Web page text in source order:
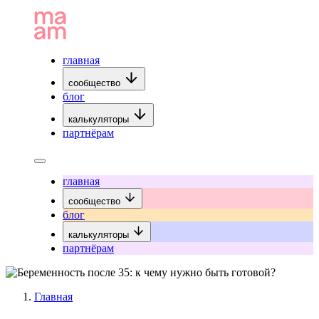
главная
сообщество
блог
калькуляторы
партнёрам
главная
сообщество
блог
калькуляторы
партнёрам
Главная